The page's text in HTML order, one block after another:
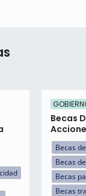
Becas
Becas
Becas
Becas
Becas